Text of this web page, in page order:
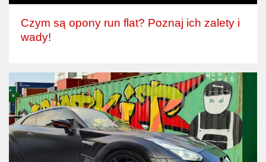
Czym są opony run flat? Poznaj ich zalety i
wady!